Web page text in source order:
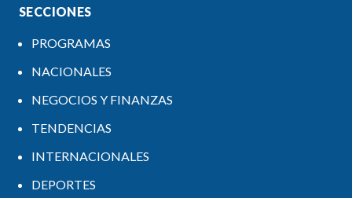
SECCIONES
PROGRAMAS
NACIONALES
NEGOCIOS Y FINANZAS
TENDENCIAS
INTERNACIONALES
DEPORTES